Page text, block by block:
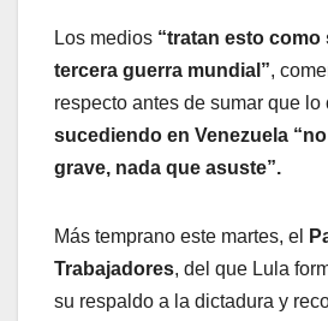
Los medios “tratan esto como
tercera guerra mundial”,
respecto antes de sumar que lo
sucediendo en Venezuela
grave, nada que asuste”.
Más temprano este martes, el
Trabajadores, del que Lula
su respaldo a la dictadura y